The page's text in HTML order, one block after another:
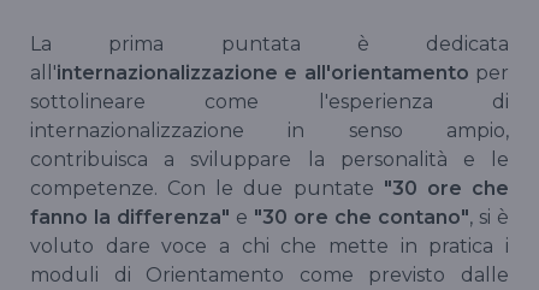
La prima puntata è dedicata
all'internazionalizzazione e all'orientamento per
sottolineare come l'esperienza di
internazionalizzazione in senso ampio,
contribuisca a sviluppare la personalità e le
competenze. Con le due puntate "30 ore che
fanno la differenza" e "30 ore che contano", si è
voluto dare voce a chi che mette in pratica i
moduli di Orientamento come previsto dalle